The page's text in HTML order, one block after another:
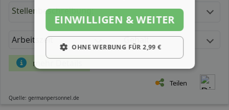
Stellenbeschreibung:
Arbeitszeit Gehalt
mehr Details
Teilen
Quelle: germanpersonnel.de
EINWILLIGEN & WEITER
OHNE WERBUNG FÜR 2,99 €